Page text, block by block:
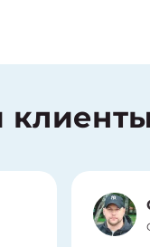
клиенты